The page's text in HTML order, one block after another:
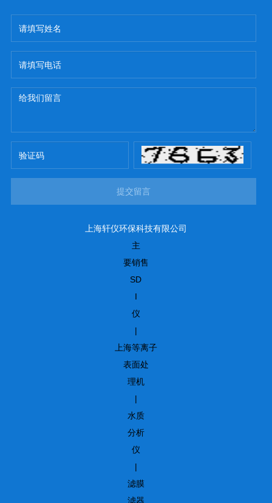
提交留言
上海轩仪环保科技有限公司
主
要销售
SD
I
仪
|
上海等离子
表面处
理机
|
水质
分析
仪
|
滤膜
滤器